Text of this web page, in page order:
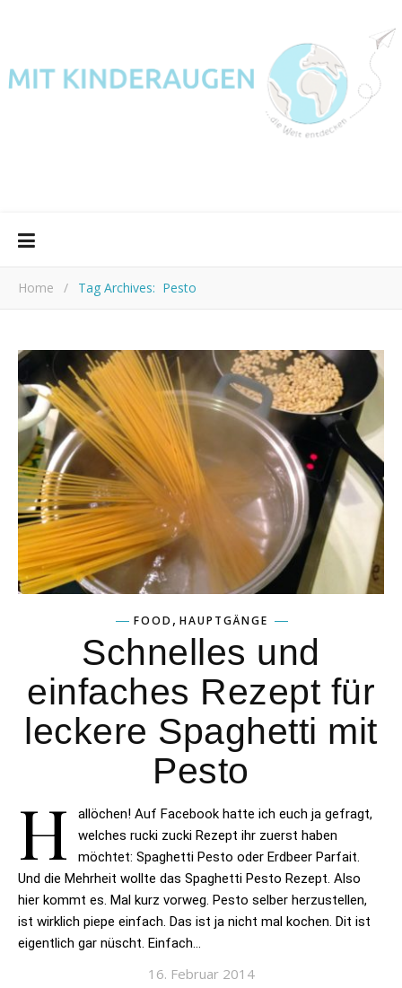
Home / Tag Archives: Pesto
FOOD , HAUPTGÄNGE
Schnelles und
einfaches Rezept für
leckere Spaghetti mit
Pesto
H
allöchen! Auf Facebook hatte ich euch ja gefragt,
welches rucki zucki Rezept ihr zuerst haben
möchtet: Spaghetti Pesto oder Erdbeer Parfait.
Und die Mehrheit wollte das Spaghetti Pesto Rezept. Also
hier kommt es. Mal kurz vorweg. Pesto selber herzustellen,
ist wirklich piepe einfach. Das ist ja nicht mal kochen. Dit ist
eigentlich gar nüscht. Einfach…
16. Februar 2014